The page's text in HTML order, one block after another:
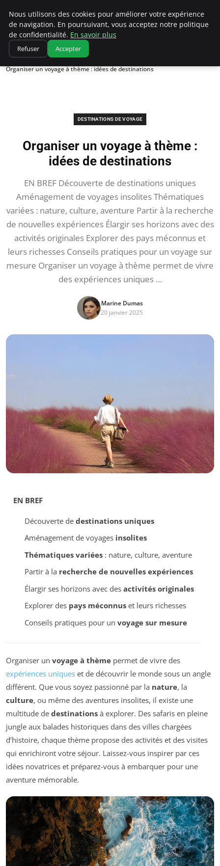
Correze Co
Accueil
Destinations de voyage
Organiser un voyage à thème : idées de destinations
DESTINATIONS DE VOYAGE
Organiser un voyage à thème :
idées de destinations
EN BREF Découverte de destinations uniques
Aménagement de voyages insolites Thématiques
variées : nature, culture, aventure Partir à la recherche
de nouvelles expériences Élargir ses horizons avec des
activités originales Explorer des pays méconnus et
leurs richesses Conseils pratiques pour un voyage sur
mesure Organiser un voyage à thème permet de vivre
des expériences uniques …
Marine Dumas
20 janvier 2025
EN BREF
Découverte de destinations uniques
Aménagement de voyages insolites
Thématiques variées: nature, culture, aventure
Partir à la recherche de nouvelles expériences
Élargir ses horizons avec des activités originales
Explorer des pays méconnuset leurs richesses
Conseils pratiques pour un voyage sur mesure
Organiser un voyage à thème permet de vivre des
expériences uniques et de découvrir le monde sous un angle
différent. Que vous soyez passionné par la nature, la
culture, ou même des aventures insolites, il existe une
multitude de destinations à explorer. Des safaris en pleine
jungle aux balades historiques dans des villes chargées
d’histoire, chaque thème propose des activités et des visites
qui enrichiront votre séjour. Laissez-vous inspirer par ces
idées novatrices et préparez-vous à embarquer pour une
aventure mémorable.
Nous utilisons des cookies pour améliorer votre expérience
de navigation. En poursuivant, vous acceptez notre politique
de confidentialité. En savoir plus
Refuser Accepter